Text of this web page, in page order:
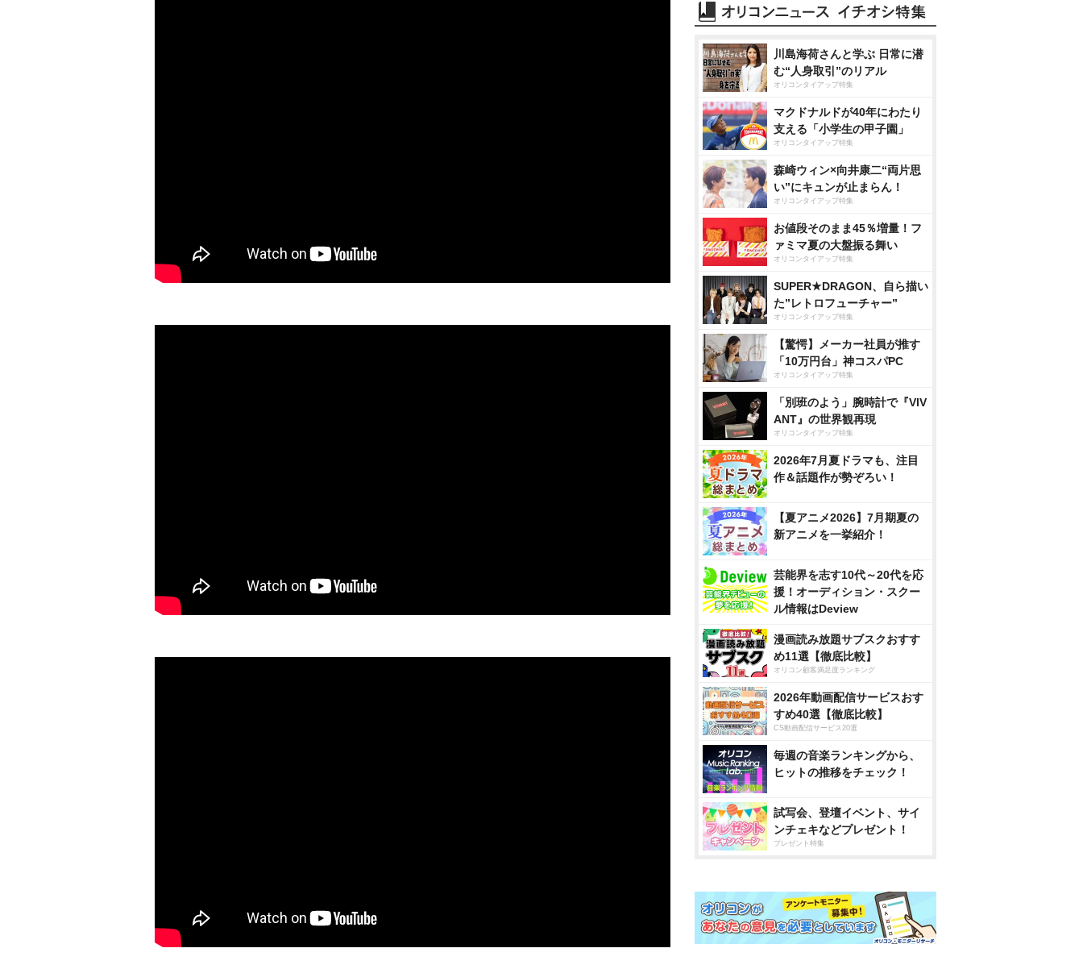
川島海荷さんと学ぶ 日常に潜
む“人身取引”のリアル
オリコンタイアップ特集
マクドナルドが40年にわたり
支える「小学生の甲子園」
オリコンタイアップ特集
森崎ウィン×向井康二“両片思
い”にキュンが止まらん！
オリコンタイアップ特集
お値段そのまま45％増量！フ
ァミマ夏の大盤振る舞い
オリコンタイアップ特集
SUPER★DRAGON、自ら描い
た”レトロフューチャー”
オリコンタイアップ特集
【驚愕】メーカー社員が推す
「10万円台」神コスパPC
オリコンタイアップ特集
「別班のよう」腕時計で『VIV
ANT』の世界観再現
オリコンタイアップ特集
2026年7月夏ドラマも、注目
作＆話題作が勢ぞろい！
【夏アニメ2026】7月期夏の
新アニメを一挙紹介！
芸能界を志す10代～20代を応
援！オーディション・スクー
ル情報はDeview
漫画読み放題サブスクおすす
め11選【徹底比較】
オリコン顧客満足度ランキング
2026年動画配信サービスおす
すめ40選【徹底比較】
CS動画配信サービス20選
毎週の音楽ランキングから、
ヒットの推移をチェック！
試写会、登壇イベント、サイ
ンチェキなどプレゼント！
プレゼント特集